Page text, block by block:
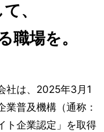
、
職場を。
社は、2025年3月1
業普及機構（通称：
ト企業認定」を取得